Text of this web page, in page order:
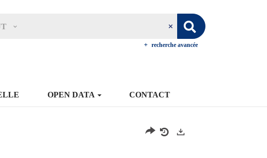
recherche avancée
OPEN DATA CONTACT